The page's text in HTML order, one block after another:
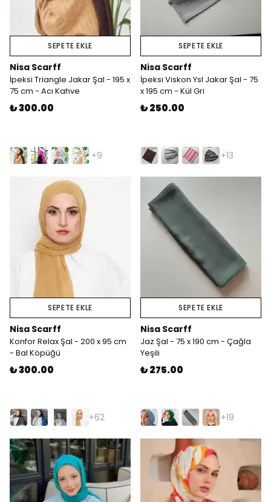
SEPETE EKLE
Nisa Scarff
İpeksi Triangle Jakar Şal - 195 x
75 cm - Acı Kahve
₺ 300.00
+9
SEPETE EKLE
Nisa Scarff
İpeksi Viskon Ysl Jakar Şal - 75
x 195 cm - Kül Gri
₺ 250.00
+13
SEPETE EKLE
Nisa Scarff
Konfor Relax Şal - 200 x 95 cm
- Bal Köpüğü
₺ 300.00
+62
SEPETE EKLE
Nisa Scarff
Jaz Şal - 75 x 190 cm - Çağla
Yeşili
₺ 275.00
+19